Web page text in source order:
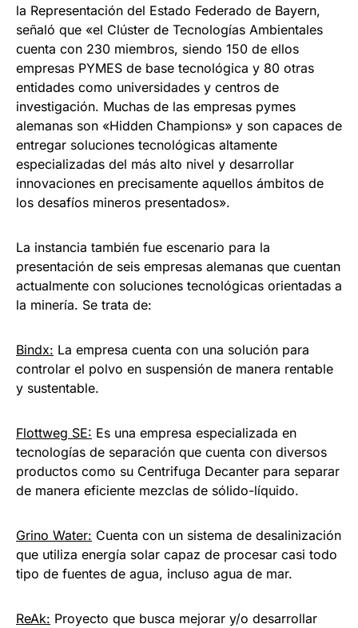
la Representación del Estado Federado de Bayern,
señaló que «el Clúster de Tecnologías Ambientales
cuenta con 230 miembros, siendo 150 de ellos
empresas PYMES de base tecnológica y 80 otras
entidades como universidades y centros de
investigación. Muchas de las empresas pymes
alemanas son «Hidden Champions» y son capaces de
entregar soluciones tecnológicas altamente
especializadas del más alto nivel y desarrollar
innovaciones en precisamente aquellos ámbitos de
los desafíos mineros presentados».
La instancia también fue escenario para la
presentación de seis empresas alemanas que cuentan
actualmente con soluciones tecnológicas orientadas a
la minería. Se trata de:
Bindx: La empresa cuenta con una solución para
controlar el polvo en suspensión de manera rentable
y sustentable.
Flottweg SE: Es una empresa especializada en
tecnologías de separación que cuenta con diversos
productos como su Centrifuga Decanter para separar
de manera eficiente mezclas de sólido-líquido.
Grino Water: Cuenta con un sistema de desalinización
que utiliza energía solar capaz de procesar casi todo
tipo de fuentes de agua, incluso agua de mar.
ReAk: Proyecto que busca mejorar y/o desarrollar